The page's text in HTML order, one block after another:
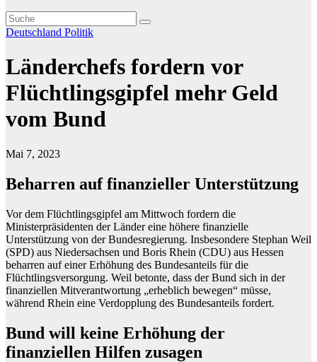
Deutschland Politik
Länderchefs fordern vor
Flüchtlingsgipfel mehr Geld
vom Bund
Mai 7, 2023
Beharren auf finanzieller Unterstützung
Vor dem Flüchtlingsgipfel am Mittwoch fordern die
Ministerpräsidenten der Länder eine höhere finanzielle
Unterstützung von der Bundesregierung. Insbesondere Stephan Weil
(SPD) aus Niedersachsen und Boris Rhein (CDU) aus Hessen
beharren auf einer Erhöhung des Bundesanteils für die
Flüchtlingsversorgung. Weil betonte, dass der Bund sich in der
finanziellen Mitverantwortung „erheblich bewegen“ müsse,
während Rhein eine Verdopplung des Bundesanteils fordert.
Bund will keine Erhöhung der
finanziellen Hilfen zusagen